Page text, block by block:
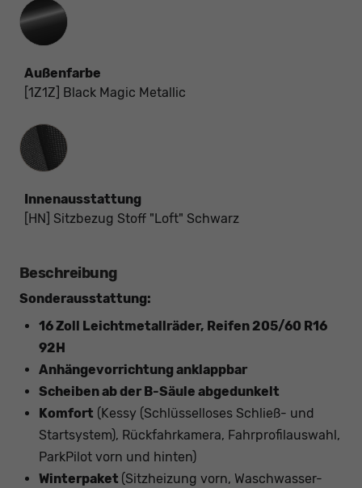
Außenfarbe
[1Z1Z] Black Magic Metallic
Innenausstattung
Innenausstattung
[HN] Sitzbezug Stoff "Loft" Schwarz
Beschreibung
Sonderausstattung:
16 Zoll Leichtmetallräder, Reifen 205/60 R16
92H
Anhängevorrichtung anklappbar
Scheiben ab der B-Säule abgedunkelt
Komfort (Kessy (Schlüsselloses Schließ- und
Startsystem), Rückfahrkamera, Fahrprofilauswahl,
ParkPilot vorn und hinten)
Winterpaket (Sitzheizung vorn, Waschwasser-